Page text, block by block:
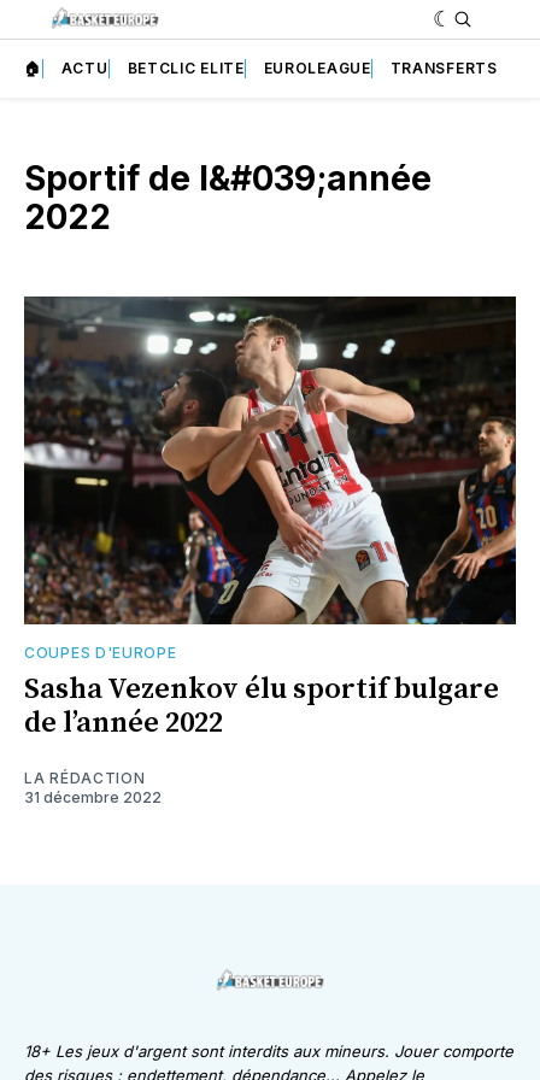
🏠 ACTU BETCLIC ELITE EUROLEAGUE TRANSFERTS
Sportif de l&#039;année
2022
COUPES D'EUROPE
Sasha Vezenkov élu sportif bulgare
de l’année 2022
LA RÉDACTION
31 décembre 2022
18+ Les jeux d'argent sont interdits aux mineurs. Jouer comporte
des risques : endettement, dépendance... Appelez le